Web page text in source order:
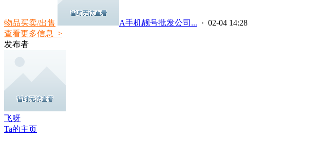
物品买卖/出售 A手机靓号批发公司... · 02-04 14:28
查看更多信息 >
发布者
飞呀
Ta的主页